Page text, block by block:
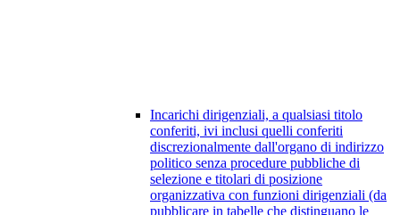
Incarichi dirigenziali, a qualsiasi titolo
conferiti, ivi inclusi quelli conferiti
discrezionalmente dall'organo di indirizzo
politico senza procedure pubbliche di
selezione e titolari di posizione
organizzativa con funzioni dirigenziali (da
pubblicare in tabelle che distinguano le